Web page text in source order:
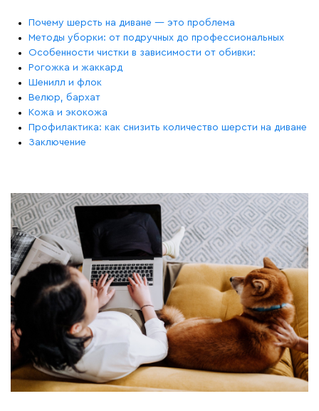
Почему шерсть на диване — это проблема
Методы уборки: от подручных до профессиональных
Особенности чистки в зависимости от обивки:
Рогожка и жаккард
Шенилл и флок
Велюр, бархат
Кожа и экокожа
Профилактика: как снизить количество шерсти на диване
Заключение